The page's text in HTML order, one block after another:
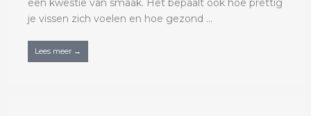
een kwestie van smaak. Het bepaalt ook hoe prettig
je vissen zich voelen en hoe gezond ...
Lees meer →